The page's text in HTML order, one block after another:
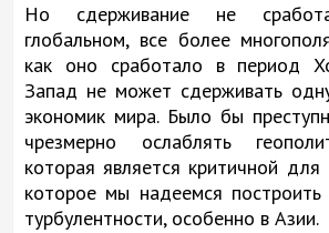
Но сдерживание не
глобальном, все более
как оно сработало в период
Запад не может сдерживать
экономик мира. Было бы
чрезмерно ослаблять
которая является критичной для
которое мы надеемся построить
турбулентности, особенно в Азии.